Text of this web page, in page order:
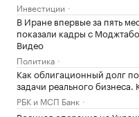
Инвестиции
В Иране впервые за пять
показали кадры с
Видео
Политика
Как облигационный долг
задачи реального бизнеса.
РБК и МСП Банк